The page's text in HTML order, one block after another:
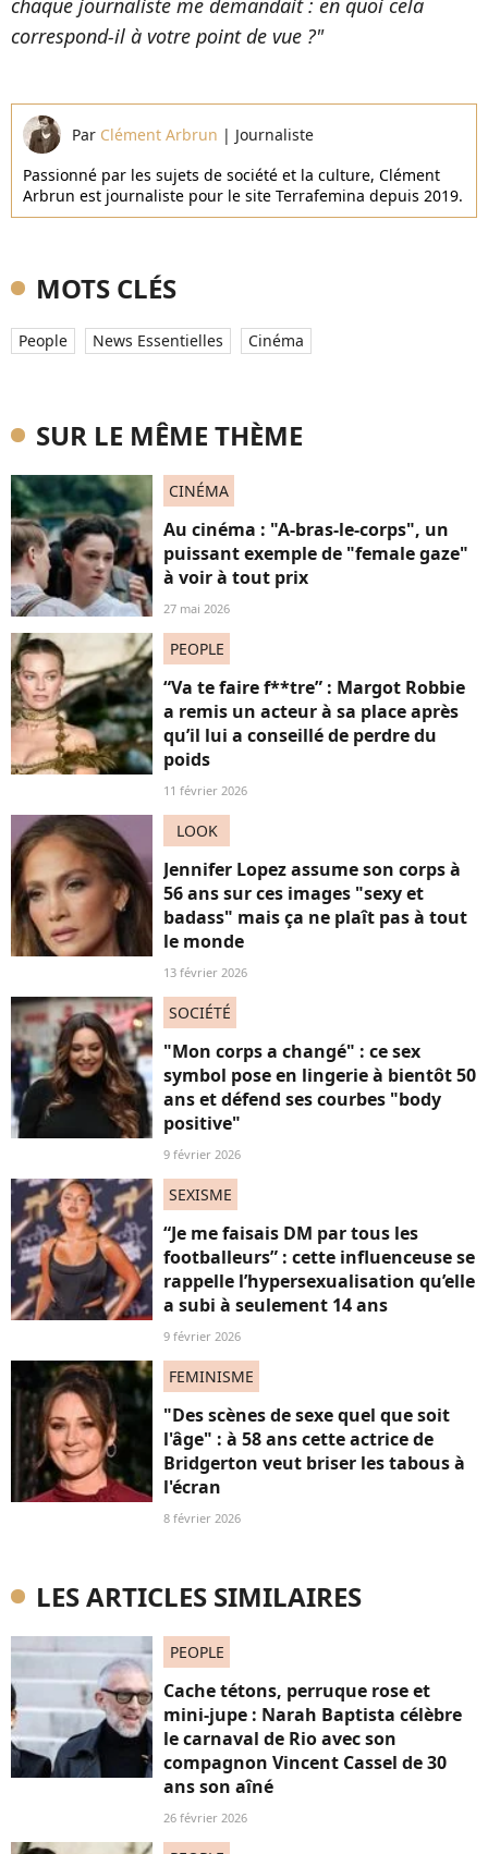
correspond-il à votre point de vue ?"
Par Clément Arbrun | Journaliste
Passionné par les sujets de société et la culture, Clément
Arbrun est journaliste pour le site Terrafemina depuis 2019.
MOTS CLÉS
People News Essentielles Cinéma
SUR LE MÊME THÈME
CINÉMA
Au cinéma : "A-bras-le-corps", un
puissant exemple de "female gaze"
à voir à tout prix
27 mai 2026
PEOPLE
“Va te faire f**tre” : Margot Robbie
a remis un acteur à sa place après
qu’il lui a conseillé de perdre du
poids
11 février 2026
LOOK
Jennifer Lopez assume son corps à
56 ans sur ces images "sexy et
badass" mais ça ne plaît pas à tout
le monde
13 février 2026
SOCIÉTÉ
"Mon corps a changé" : ce sex
symbol pose en lingerie à bientôt 50
ans et défend ses courbes "body
positive"
9 février 2026
SEXISME
“Je me faisais DM par tous les
footballeurs” : cette influenceuse se
rappelle l’hypersexualisation qu’elle
a subi à seulement 14 ans
9 février 2026
FEMINISME
"Des scènes de sexe quel que soit
l'âge" : à 58 ans cette actrice de
Bridgerton veut briser les tabous à
l'écran
8 février 2026
LES ARTICLES SIMILAIRES
PEOPLE
Cache tétons, perruque rose et
mini-jupe : Narah Baptista célèbre
le carnaval de Rio avec son
compagnon Vincent Cassel de 30
ans son aîné
26 février 2026